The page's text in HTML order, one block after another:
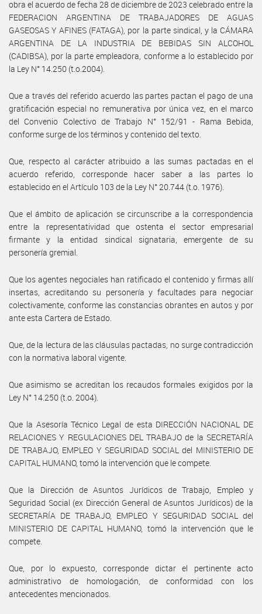
obra el acuerdo de fecha 28 de diciembre de 2023 celebrado entre la
FEDERACION ARGENTINA DE TRABAJADORES DE AGUAS
GASEOSAS Y AFINES (FATAGA), por la parte sindical, y la CÁMARA
ARGENTINA DE LA INDUSTRIA DE BEBIDAS SIN ALCOHOL
(CADIBSA), por la parte empleadora, conforme a lo establecido por
la Ley N° 14.250 (t.o.2004).
Que a través del referido acuerdo las partes pactan el pago de una
gratificación especial no remunerativa por única vez, en el marco
del Convenio Colectivo de Trabajo N° 152/91 - Rama Bebida,
conforme surge de los términos y contenido del texto.
Que, respecto al carácter atribuido a las sumas pactadas en el
acuerdo referido, corresponde hacer saber a las partes lo
establecido en el Artículo 103 de la Ley N° 20.744 (t.o. 1976).
Que el ámbito de aplicación se circunscribe a la correspondencia
entre la representatividad que ostenta el sector empresarial
firmante y la entidad sindical signataria, emergente de su
personería gremial.
Que los agentes negociales han ratificado el contenido y firmas allí
insertas, acreditando su personería y facultades para negociar
colectivamente, conforme las constancias obrantes en autos y por
ante esta Cartera de Estado.
Que, de la lectura de las cláusulas pactadas, no surge contradicción
con la normativa laboral vigente.
Que asimismo se acreditan los recaudos formales exigidos por la
Ley N° 14.250 (t.o. 2004).
Que la Asesoría Técnico Legal de esta DIRECCIÓN NACIONAL DE
RELACIONES Y REGULACIONES DEL TRABAJO de la SECRETARÍA
DE TRABAJO, EMPLEO Y SEGURIDAD SOCIAL del MINISTERIO DE
CAPITAL HUMANO, tomó la intervención que le compete.
Que la Dirección de Asuntos Jurídicos de Trabajo, Empleo y
Seguridad Social (ex Dirección General de Asuntos Jurídicos) de la
SECRETARÍA DE TRABAJO, EMPLEO Y SEGURIDAD SOCIAL del
MINISTERIO DE CAPITAL HUMANO, tomó la intervención que le
compete.
Que, por lo expuesto, corresponde dictar el pertinente acto
administrativo de homologación, de conformidad con los
antecedentes mencionados.